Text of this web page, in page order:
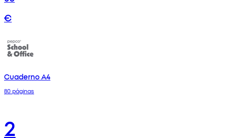
€
Cuaderno A4
80 páginas
2